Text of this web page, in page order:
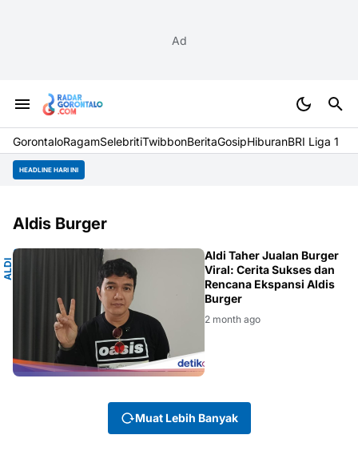
Ad
GorontaloRagamSelebritiTwibbonBeritaGosipHiburanBRI Liga 1
HEADLINE HARI INI
Aldis Burger
A
L
D
I
T
A
H
ER
Aldi Taher Jualan Burger
Viral: Cerita Sukses dan
Rencana Ekspansi Aldis
Burger
2 month ago
Muat Lebih Banyak